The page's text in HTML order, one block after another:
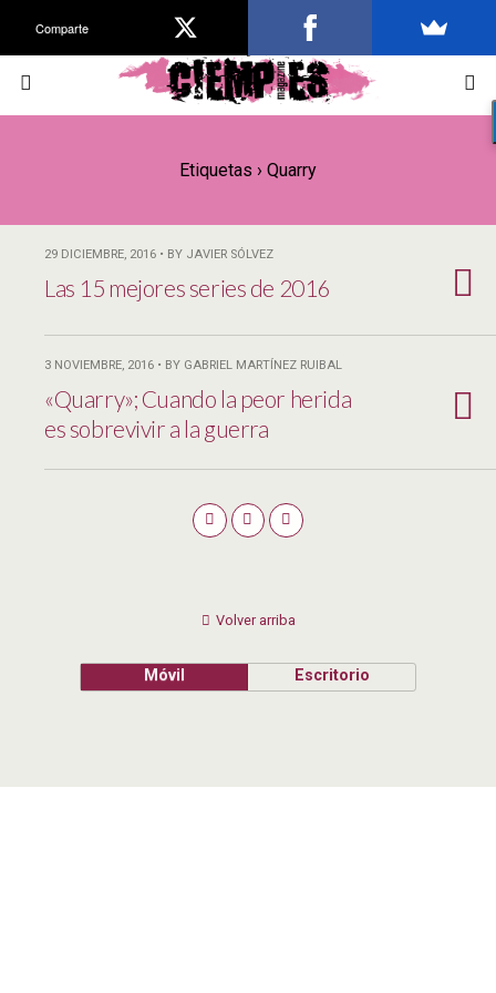
Etiquetas › Quarry
29 DICIEMBRE, 2016 • BY JAVIER SÓLVEZ
Las 15 mejores series de 2016
3 NOVIEMBRE, 2016 • BY GABRIEL MARTÍNEZ RUIBAL
«Quarry»; Cuando la peor herida
es sobrevivir a la guerra
Volver arriba
Móvil Escritorio
Comparte